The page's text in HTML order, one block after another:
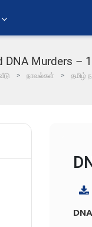
DNA Murders –
நாவல்கள் தமிழ்